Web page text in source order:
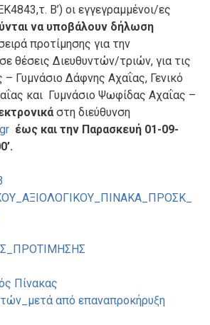
Β’) οι εγγεγραμμένοι/ες
να υποβάλουν δήλωση
προτίμησης για την
θέσεις Διευθυντών/τριών, για τις
Γυμνάσιο Δάφνης Αχαΐας, Γενικό
και Γυμνάσιο Ψωφίδας Αχαΐας –
στη διεύθυνση
έως και την Παρασκευή 01-09-
Πίνακας
από επαναπροκήρυξη